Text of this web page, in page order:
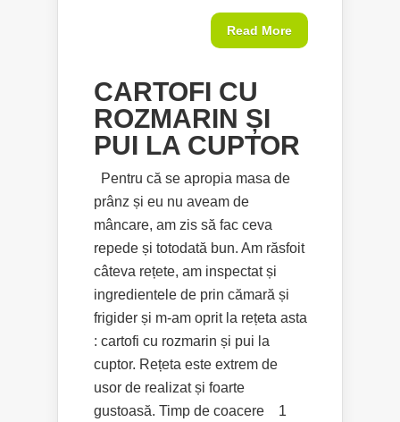
Read More
CARTOFI CU
ROZMARIN ȘI
PUI LA CUPTOR
Pentru că se apropia masa de
prânz și eu nu aveam de
mâncare, am zis să fac ceva
repede și totodată bun. Am răsfoit
câteva rețete, am inspectat și
ingredientele de prin cămară și
frigider și m-am oprit la rețeta asta
: cartofi cu rozmarin și pui la
cuptor. Rețeta este extrem de
usor de realizat și foarte
gustoasă. Timp de coacere 1